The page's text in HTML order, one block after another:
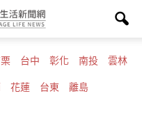
台中 彰化 南投 雲林
花蓮 台東 離島